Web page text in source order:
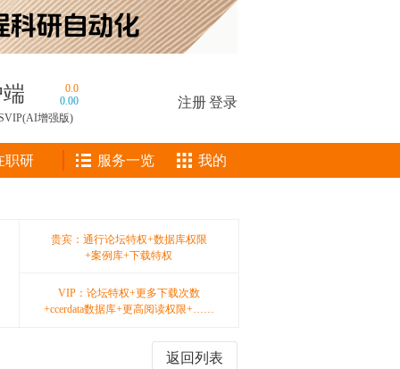
0.0
0.00
增强版)
注册登录
职研 服务一览 我的
贵宾：通行论坛特权+数据库权限
+案例库+下载特权
VIP：论坛特权+更多下载次数
+ccerdata数据库+更高阅读权限+……
返回列表